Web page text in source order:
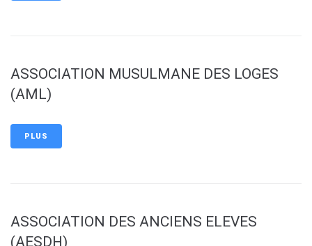
ASSOCIATION MUSULMANE DES LOGES
(AML)
PLUS
ASSOCIATION DES ANCIENS ELEVES
(AESDH)